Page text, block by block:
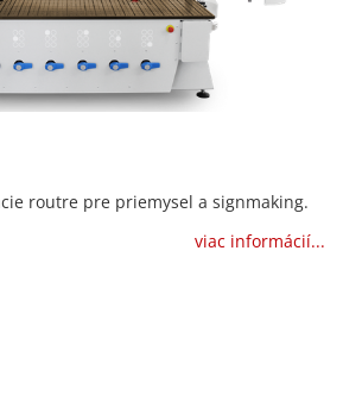
routre pre priemysel a signmaking.
viac informácií...